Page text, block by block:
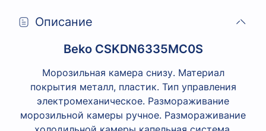
Описание
Beko CSKDN6335MC0S
Морозильная камера снизу. Материал
покрытия металл, пластик. Тип управления
электромеханическое. Размораживание
морозильной камеры ручное. Размораживание